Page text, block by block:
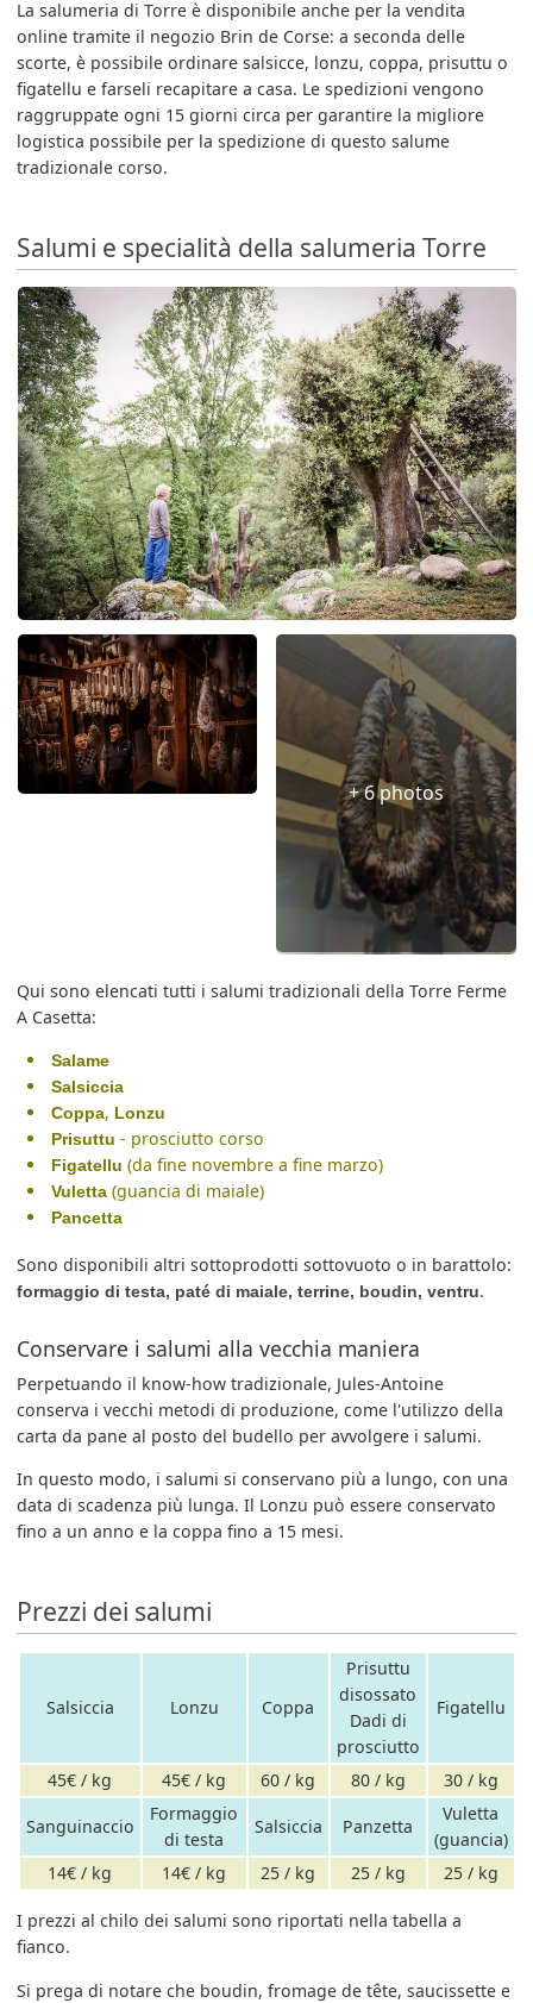
La salumeria di Torre è disponibile anche per la vendita
online tramite il negozio Brin de Corse: a seconda delle
scorte, è possibile ordinare salsicce, lonzu, coppa, prisuttu o
figatellu e farseli recapitare a casa. Le spedizioni vengono
raggruppate ogni 15 giorni circa per garantire la migliore
logistica possibile per la spedizione di questo salume
tradizionale corso.
Salumi e specialità della salumeria Torre
+ 6 photos
Qui sono elencati tutti i salumi tradizionali della Torre Ferme
A Casetta:
Salame
Salsiccia
Coppa, Lonzu
Prisuttu - prosciutto corso
Figatellu (da fine novembre a fine marzo)
Vuletta(guancia di maiale)
Pancetta
Sono disponibili altri sottoprodotti sottovuoto o in barattolo:
formaggio di testa, paté di maiale, terrine, boudin, ventru.
Conservare i salumi alla vecchia maniera
Perpetuando il know-how tradizionale, Jules-Antoine
conserva i vecchi metodi di produzione, come l'utilizzo della
carta da pane al posto del budello per avvolgere i salumi.
In questo modo, i salumi si conservano più a lungo, con una
data di scadenza più lunga. Il Lonzu può essere conservato
fino a un anno e la coppa fino a 15 mesi.
Prezzi dei salumi
Salsiccia Lonzu Coppa
Prisuttu
disossato
Dadi di
prosciutto
Figatellu
45€ / kg 45€ / kg 60 / kg 80 / kg 30 / kg
Sanguinaccio
Formaggio
di testa
Salsiccia Panzetta
Vuletta
(guancia)
14€ / kg
14€ / kg 25 / kg 25 / kg 25 / kg
I prezzi al chilo dei salumi sono riportati nella tabella a
fianco.
Si prega di notare che boudin, fromage de tête, saucissette e